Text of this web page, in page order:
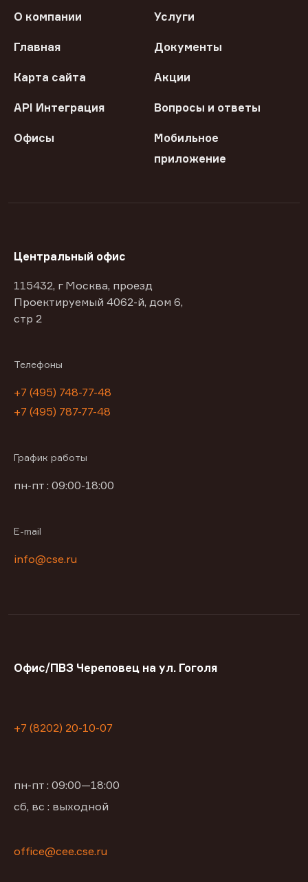
О компании Услуги
Главная Документы
Карта сайта Акции
API Интеграция Вопросы и ответы
Офисы
Мобильное
приложение
Центральный офис
115432, г Москва, проезд
Проектируемый 4062-й, дом 6,
стр 2
Телефоны
+7 (495) 748-77-48
+7 (495) 787-77-48
График работы
пн-пт : 09:00-18:00
E-mail
info@cse.ru
Офис/ПВЗ Череповец на ул. Гоголя
+7 (8202) 20-10-07
пн-пт : 09:00—18:00
сб, вс : выходной
office@сее.cse.ru